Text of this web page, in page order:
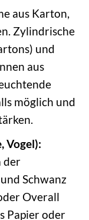
aus Karton,
Zylindrische
und
aus
möglich und
Vogel):
der
Schwanz
Overall
Papier oder